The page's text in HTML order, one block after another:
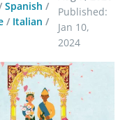
Spanish /
/ Italian /
Published:
Jan 10,
2024